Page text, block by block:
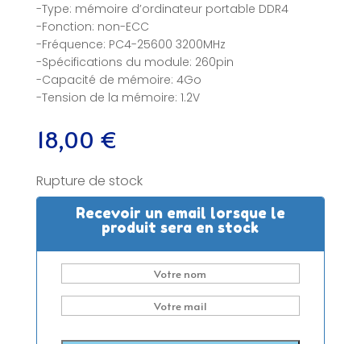
-Type: mémoire d’ordinateur portable DDR4
-Fonction: non-ECC
-Fréquence: PC4-25600 3200MHz
-Spécifications du module: 260pin
-Capacité de mémoire: 4Go
-Tension de la mémoire: 1.2V
18,00 €
Rupture de stock
Recevoir un email lorsque le
produit sera en stock